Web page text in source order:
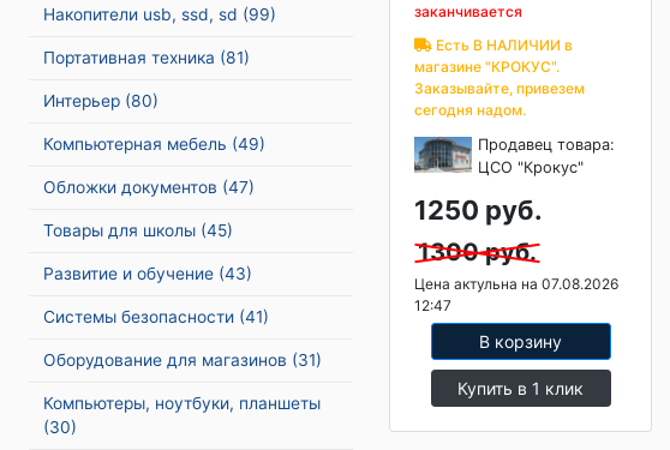
Накопители usb, ssd, sd (99)
Портативная техника (81)
Интерьер (80)
Компьютерная мебель (49)
Обложки документов (47)
Товары для школы (45)
Развитие и обучение (43)
Системы безопасности (41)
Оборудование для магазинов (31)
Компьютеры, ноутбуки, планшеты
(30)
заканчивается
Есть В НАЛИЧИИ в
магазине "КРОКУС".
Заказывайте, привезем
сегодня надом.
Продавец товара:
ЦСО "Крокус"
1250 руб.
1300 руб.
Цена актульна на 07.08.2026
12:47
В корзину
Купить в 1 клик